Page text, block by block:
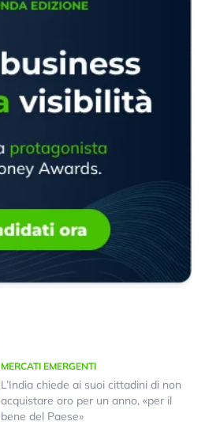
MERCATI EMERGENTI
L’India chiede ai suoi cittadini di non
acquistare oro per un anno, «per il
bene del Paese»